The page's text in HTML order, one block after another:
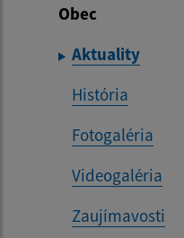
Obec
Aktuality
História
Fotogaléria
Videogaléria
Zaujímavosti